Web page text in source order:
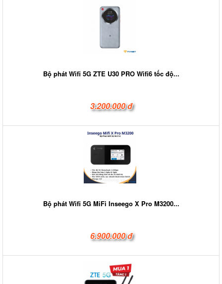
Bộ phát Wifi 5G ZTE U30 PRO Wifi6 tốc độ...
3.200.000 đ
Bộ phát Wifi 5G MiFi Inseego X Pro M3200...
6.900.000 đ